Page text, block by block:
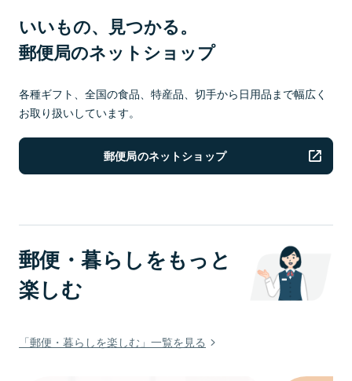
いいもの、見つかる。
郵便局のネットショップ
各種ギフト、全国の食品、特産品、切手から日用品まで幅広く
お取り扱いしています。
郵便局のネットショップ
郵便・暮らしをもっと
楽しむ
「郵便・暮らしを楽しむ」一覧を見る